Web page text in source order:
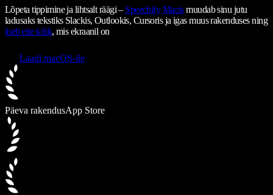
Lõpeta tippimine ja lihtsalt räägi – Speechify Macismuudab sinu jutu
ladusaks tekstiks Slackis, Outlookis, Cursoris ja igas muus rakenduses ning
loeb ette kõik, mis ekraanil on
Laadi macOS-ile
Päeva rakendusApp Store